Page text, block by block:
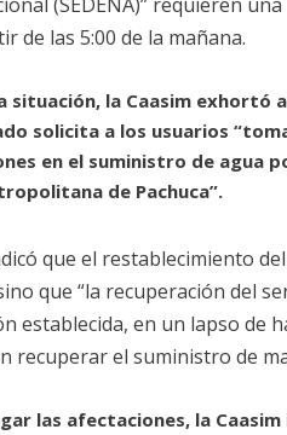
de las 5:00 de la mañana.
situación, la Caasim exhortó
solicita a los usuarios
en el suministro de agua
de Pachuca”.
que el restablecimiento
que “la recuperación del
establecida, en un lapso de
recuperar el suministro de
las afectaciones, la